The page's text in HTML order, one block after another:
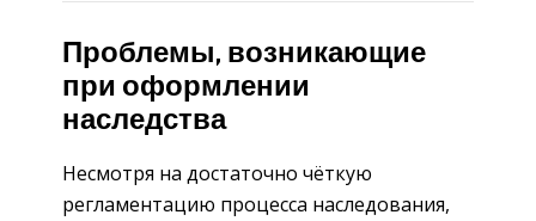
Проблемы, возникающие
при оформлении
наследства
Несмотря на достаточно чёткую
регламентацию процесса наследования,